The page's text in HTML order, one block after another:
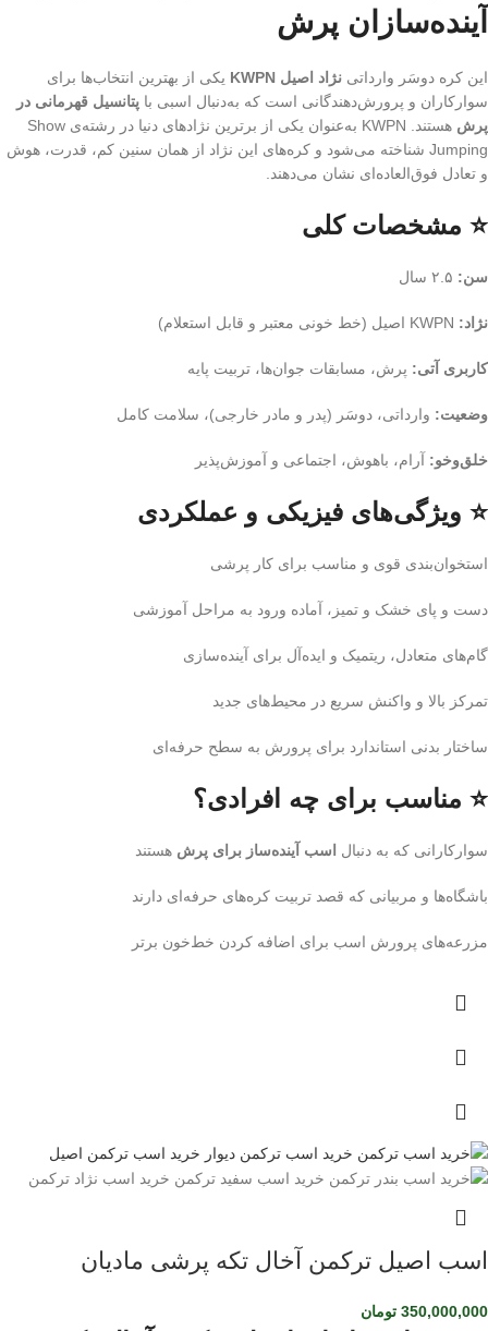
آینده‌سازان پرش
این کره دوسَر وارداتی نژاد اصیل KWPN
یکی از بهترین انتخاب‌ها برای
سوارکاران و پرورش‌دهندگانی است که به‌دنبال اسبی با پتانسیل قهرمانی در
پرش
هستند. KWPN به‌عنوان یکی از برترین نژادهای دنیا در رشته‌ی Show
Jumping شناخته می‌شود و کره‌های این نژاد از همان سنین کم، قدرت، هوش
و تعادل فوق‌العاده‌ای نشان می‌دهند.
⭐ مشخصات کلی
سن:
نژاد:
کاربری آتی: پرش، مسابقات جوان‌ها، تربیت پایه
وضعیت: وارداتی، دوسَر (پدر و مادر خارجی)، سلامت کامل
خلق‌وخو: آرام، باهوش، اجتماعی و آموزش‌پذیر
⭐ ویژگی‌های فیزیکی و عملکردی
استخوان‌بندی قوی و مناسب برای کار پرشی
دست و پای خشک و تمیز، آماده ورود به مراحل آموزشی
گام‌های متعادل، ریتمیک و ایده‌آل برای آینده‌سازی
تمرکز بالا و واکنش سریع در محیط‌های جدید
ساختار بدنی استاندارد برای پرورش به سطح حرفه‌ای
⭐ مناسب برای چه افرادی؟
سوارکارانی که به دنبال اسب آینده‌ساز برای پرش هستند
باشگاه‌ها و مربیانی که قصد تربیت کره‌های حرفه‌ای دارند
مزرعه‌های پرورش اسب برای اضافه کردن خط‌خون برتر
اسب اصیل ترکمن آخال تکه پرشی مادیان
350,000,000 تومان